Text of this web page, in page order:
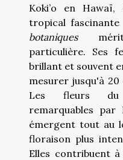
Koki’o en Hawaï,
tropical
botaniques
particulière. Ses
brillant et souvent
mesurer jusqu'à
Les fleurs du
remarquables
émergent tout au
floraison plus
Elles contribuent